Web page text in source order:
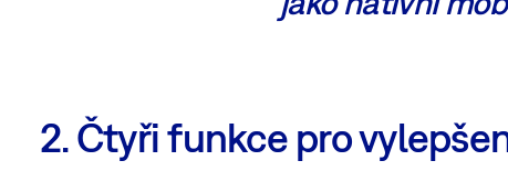
2. Čtyři funkce pro